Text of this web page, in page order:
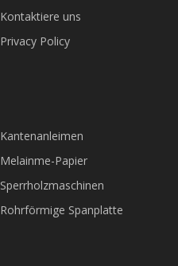
Kontaktiere uns
Privacy Policy
Kantenanleimen
Melainme-Papier
Sperrholzmaschinen
Rohrförmige Spanplatte